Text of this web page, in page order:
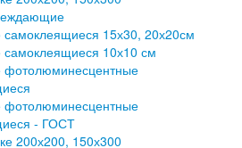
самоклеящиеся 15х30, 20х20см
самоклеящиеся 10х10 см
фотолюминесцентные
фотолюминесцентные
- ГОСТ
200х200, 150х300